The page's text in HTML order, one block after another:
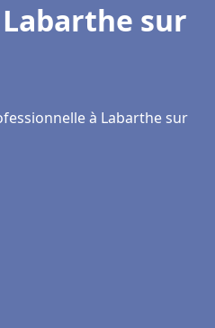
sur
à Labarthe sur